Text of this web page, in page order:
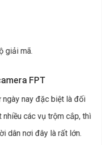
giải mã.
FPT
ngày nay đặc biệt là đối
các vụ trộm cắp, thì
dân nơi đây là rất lớn.